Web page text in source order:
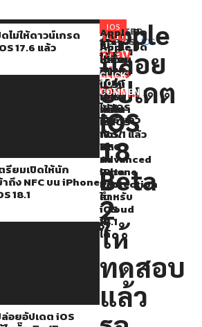
ไม่ให้ดาวน์เกรด
17.6 แล้ว
รียมเปิดให้นัก
ถึง NFC บน iPhone
18.1
อยอัปเดต iOS
IOS
Apple
ปล่อย
อัปเดต
iOS
18
Beta
2
ให้
ทดสอบ
แล้ว
หลัง
จาก
ที่
Apple
ปล่อย
iOS
18
Beta
1
ให้
ทดสอบ
เป็น
เวลา
2
สัปดาห์
You
may
also
like...
Apple ปิด
ไม่
ให้
ดาวน์
เกรด
กลับ
ไป iOS
17.6 แล้ว
Apple
เตรียม
เปิด
ให้
นัก
พัฒนา
เข้า
ถึง
NFC
บน
iPhone
แล้ว
ใน
iOS
18.1
Apple
ปล่อย
อัปเดต
iOS
17.6.1
แก้ไข
บั๊ก
เปิด/
ปิด
Advanced
Data
Protection
สำหรับ
iCloud
ไม่
ได้
Apple ปิด
ไม่
ให้
ดาวน์
เกรด
กลับ
ไป iOS
17.5.1 แล้ว
RELATED
TOPICS: IOS
CLICK
TO
COMMENT